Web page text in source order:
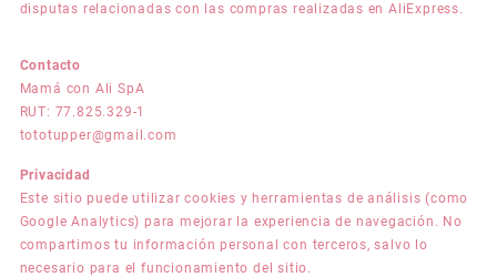
disputas relacionadas con las compras realizadas en AliExpress.
Contacto
Mamá con Ali SpA
RUT: 77.825.329-1
tototupper@gmail.com
Privacidad
Este sitio puede utilizar cookies y herramientas de análisis (como
Google Analytics) para mejorar la experiencia de navegación. No
compartimos tu información personal con terceros, salvo lo
necesario para el funcionamiento del sitio.